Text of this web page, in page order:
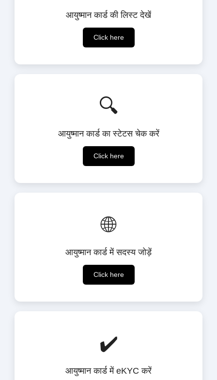
आयुष्मान कार्ड की लिस्ट देखें
Click here
🔍
आयुष्मान कार्ड का स्टेटस चेक करें
Click here
🌐
आयुष्मान कार्ड में सदस्य जोड़ें
Click here
✔️
आयुष्मान कार्ड में eKYC करें